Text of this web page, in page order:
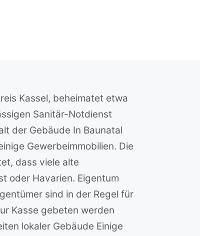
Kassel, beheimatet etwa
Sanitär-Notdienst
der Gebäude In Baunatal
Gewerbeimmobilien. Die
dass viele alte
oder Havarien. Eigentum
sind in der Regel für
Kasse gebeten werden
lokaler Gebäude Einige